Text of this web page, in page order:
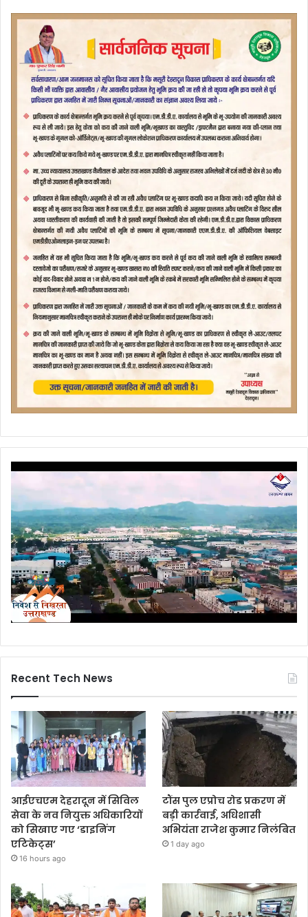
Recent Tech News
आईएचएम देहरादून में सिविल
सेवा के नव नियुक्त अधिकारियों
को सिखाए गए ‘डाइनिंग
एटिकेट्स’
16 hours ago
टौंस पुल एप्रोच रोड प्रकरण में
बड़ी कार्रवाई, अधिशासी
अभियंता राजेश कुमार निलंबित
1 day ago